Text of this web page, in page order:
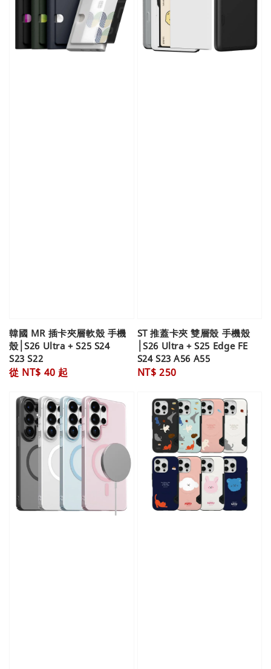
韓國 MR 插卡夾層軟殼 手機
殼│S26 Ultra + S25 S24
S23 S22
Regular
從 NT$ 40 起
ST 推蓋卡夾 雙層殼 手機殼
│S26 Ultra + S25 Edge FE
S24 S23 A56 A55
Regular
NT$ 250